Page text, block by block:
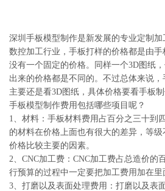
深圳手板模型制作是新发展的专业定制
数控加工行业，手板打样的价格都是由手
没有一个固定的价格。同样一个3D图纸
出来的价格都是不同的。不过总体来说
主要还是看3D图纸，具体价格要看手板
手板模型制作费用包括哪些项目呢？
1、材料：手板材料费用占百分之三十到
的材料在价格上面也有很大的差异，等
价格比较主要的因素。
2、CNC加工费：CNC加工费占总造价的
行预算的过程中一定要把加工费用加在里
3、打磨以及表面处理费用：打磨以及表